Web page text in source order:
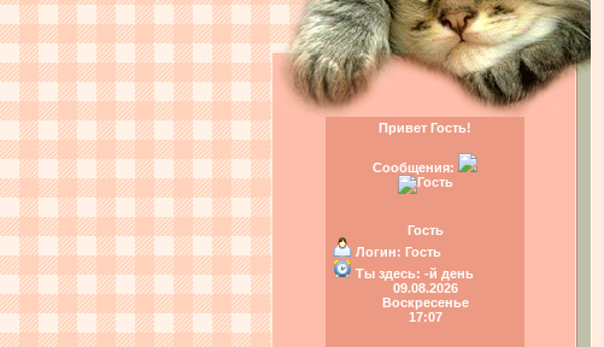
Привет Гость!
Сообщения:
Гость
Логин: Гость
Ты здесь: -й день
09.08.2026
Воскресенье
17:07